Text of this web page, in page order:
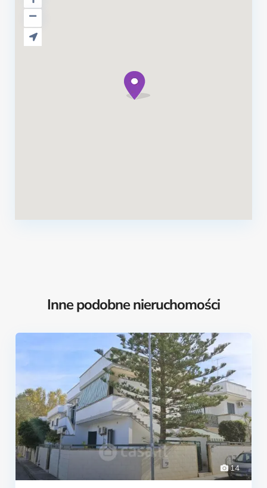
Inne podobne nieruchomości
14